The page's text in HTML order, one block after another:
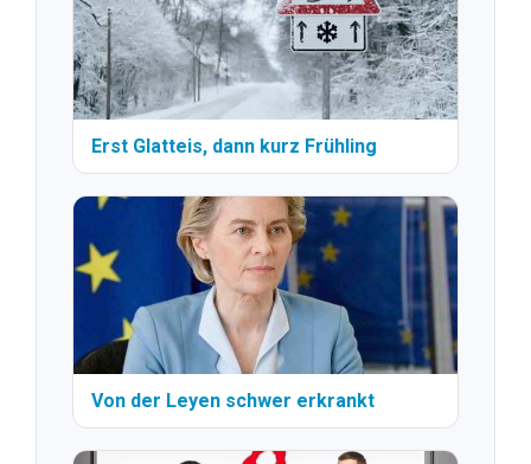
Erst Glatteis, dann kurz Frühling
Von der Leyen schwer erkrankt